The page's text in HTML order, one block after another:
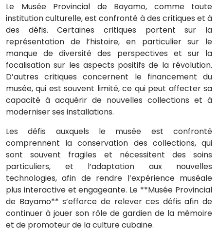
Le Musée Provincial de Bayamo, comme toute
institution culturelle, est confronté à des critiques et à
des défis. Certaines critiques portent sur la
représentation de l’histoire, en particulier sur le
manque de diversité des perspectives et sur la
focalisation sur les aspects positifs de la révolution.
D’autres critiques concernent le financement du
musée, qui est souvent limité, ce qui peut affecter sa
capacité à acquérir de nouvelles collections et à
moderniser ses installations.
Les défis auxquels le musée est confronté
comprennent la conservation des collections, qui
sont souvent fragiles et nécessitent des soins
particuliers, et l’adaptation aux nouvelles
technologies, afin de rendre l’expérience muséale
plus interactive et engageante. Le **Musée Provincial
de Bayamo** s’efforce de relever ces défis afin de
continuer à jouer son rôle de gardien de la mémoire
et de promoteur de la culture cubaine.